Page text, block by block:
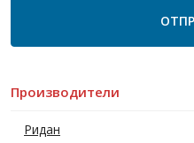
Производители
Ридан